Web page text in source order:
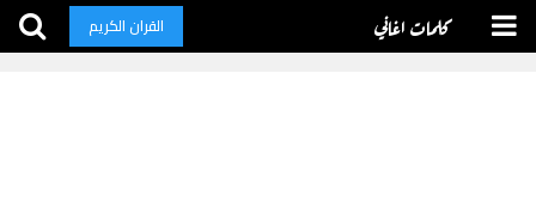
كلمات اغاني القران الكريم